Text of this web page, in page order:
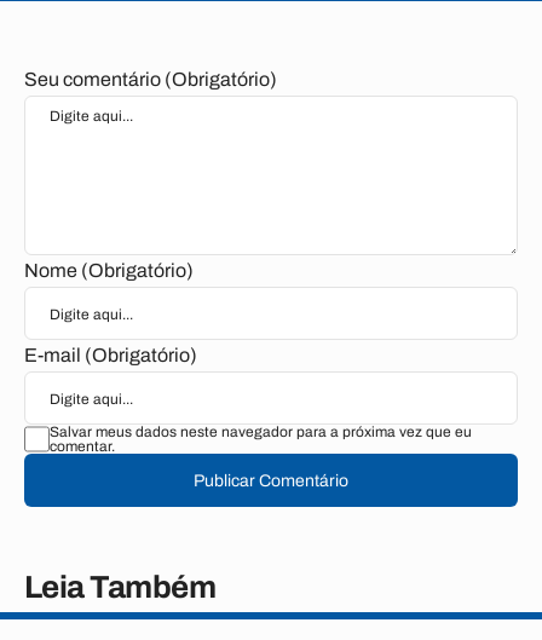
Seu comentário (Obrigatório)
Nome (Obrigatório)
E-mail (Obrigatório)
Salvar meus dados neste navegador para a próxima vez que eu
comentar.
Publicar Comentário
Leia Também